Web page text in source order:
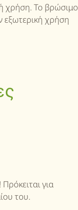
χρήση. Το βρώσιμο
εξωτερική χρήση
για
του.